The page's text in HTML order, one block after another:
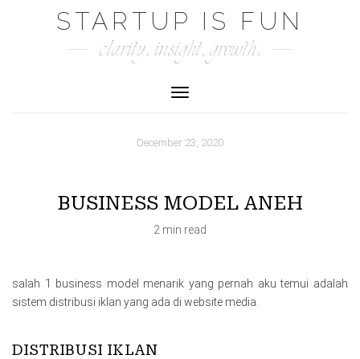
STARTUP IS FUN
clarity. insight. growth.
Toggle Navigation
December 23, 2020
BUSINESS MODEL ANEH
2 min read
salah 1 business model menarik yang pernah aku temui adalah
sistem distribusi iklan yang ada di website media.
DISTRIBUSI IKLAN